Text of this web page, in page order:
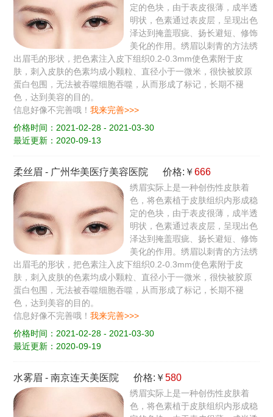
定的色块，由于表皮很薄，成半透
明状，色素通过表皮层，呈现出色
泽达到掩盖瑕疵、扬长避短、修饰
美化的作用。绣眉以刺青的方法绣
出眉毛的形状，把色素注入皮下组织0.2-0.3mm使色素附于皮
肤，刺入皮肤的色素均成小颗粒、直径小于一微米，很快被胶原
蛋白包围，无法被吞噬细胞吞噬，从而形成了标记，长期不褪
色，达到美容的目的。
信息好像不完善哦！我来完善>>>
价格时间：2021-02-28 - 2021-03-30
最近更新：2020-09-13
柔丝眉 - 广州华美医疗美容医院 价格:￥666
绣眉实际上是一种创伤性皮肤着
色，将色素植于皮肤组织内形成稳
定的色块，由于表皮很薄，成半透
明状，色素通过表皮层，呈现出色
泽达到掩盖瑕疵、扬长避短、修饰
美化的作用。绣眉以刺青的方法绣
出眉毛的形状，把色素注入皮下组织0.2-0.3mm使色素附于皮
肤，刺入皮肤的色素均成小颗粒、直径小于一微米，很快被胶原
蛋白包围，无法被吞噬细胞吞噬，从而形成了标记，长期不褪
色，达到美容的目的。
信息好像不完善哦！我来完善>>>
价格时间：2021-02-28 - 2021-03-30
最近更新：2020-09-19
水雾眉 -南京连天美医院 价格:￥580
绣眉实际上是一种创伤性皮肤着
色，将色素植于皮肤组织内形成稳